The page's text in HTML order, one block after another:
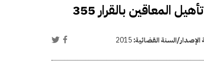
تعديل اللائحة التنفيذية لقانون 39 لسنة 1975 بشأن تأهيل المعاقين بالقرار 355
الإصدار/السنة القضائية:2015